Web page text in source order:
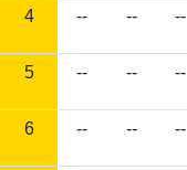
4 -- -- --
5 -- -- --
6 -- -- --